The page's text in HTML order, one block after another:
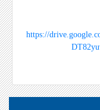
https://